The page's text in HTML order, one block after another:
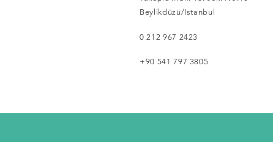
Beylikdüzü/Istanbul
0 212 967 2423
+90 541 797 3805